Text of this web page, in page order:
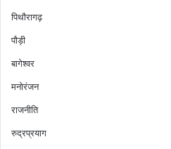
पिथौरागढ़
पौड़ी
बागेश्वर
मनोरंजन
राजनीति
रुद्रप्रयाग